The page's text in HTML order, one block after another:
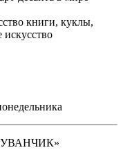
книги, куклы,